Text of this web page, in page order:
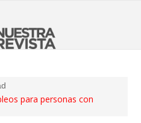
para personas con